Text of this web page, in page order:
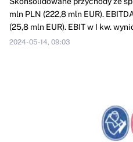
mln PLN (222,8 mln EUR).
(25,8 mln EUR). EBIT w I kw.
2024-05-14, 09:03